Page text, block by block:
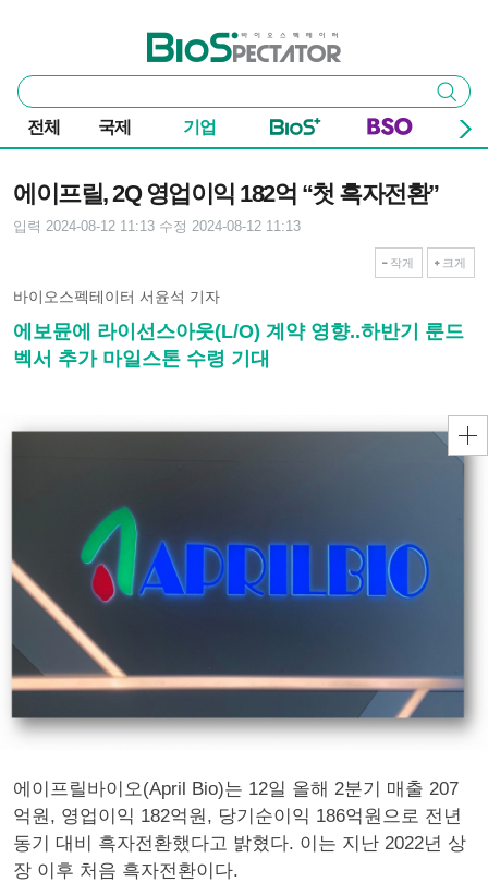
바이오스펙테이터
통
합
검
색
검색
전체 국제 기업
에이프릴, 2Q 영업이익 182억 “첫 흑자전환”
입력 2024-08-12 11:13 수정 2024-08-12 11:13
작게 크게
바이오스펙테이터 서윤석 기자
에보뮨에 라이선스아웃(L/O) 계약 영향..하반기 룬드
벡서 추가 마일스톤 수령 기대
에이프릴바이오(April Bio)는 12일 올해 2분기 매출 207
억원, 영업이익 182억원, 당기순이익 186억원으로 전년
동기 대비 흑자전환했다고 밝혔다. 이는 지난 2022년 상
장 이후 처음 흑자전환이다.